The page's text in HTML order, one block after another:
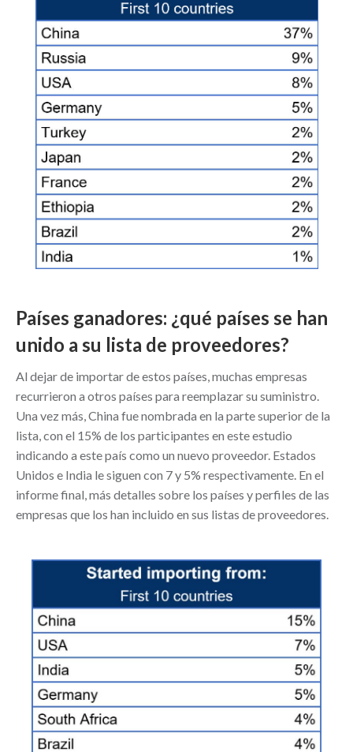
Países ganadores: ¿qué países se han
unido a su lista de proveedores?
Al dejar de importar de estos países, muchas empresas
recurrieron a otros países para reemplazar su suministro.
Una vez más, China fue nombrada en la parte superior de la
lista, con el 15% de los participantes en este estudio
indicando a este país como un nuevo proveedor. Estados
Unidos e India le siguen con 7 y 5% respectivamente. En el
informe final, más detalles sobre los países y perfiles de las
empresas que los han incluido en sus listas de proveedores.